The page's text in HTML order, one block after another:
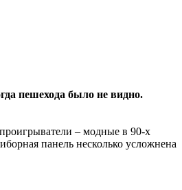
пешехода было не видно.
– модные в 90-х
панель несколько усложнена